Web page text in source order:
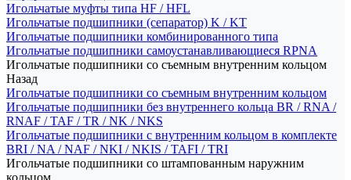
Игольчатые муфты типа HF / HFL
Игольчатые подшипники (сепаратор) K / KT
Игольчатые подшипники комбинированного типа
Игольчатые подшипники самоустанавливающиеся RPNA
Игольчатые подшипники со съемным внутренним кольцом
Назад
Игольчатые подшипники со съемным внутренним кольцом
Игольчатые подшипники без внутреннего кольца BR / RNA /
RNAF / TAF / TR / NK / NKS
Игольчатые подшипники с внутренним кольцом в комплекте
BRI / NA / NAF / NKI / NKIS / TAFI / TRI
Игольчатые подшипники со штампованным наружним
кольцом